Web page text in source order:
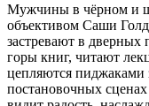
Мужчины в чёрном и
объективом Саши
застревают в
горы книг, читают
цепляются пиджаками
постановочных сценах